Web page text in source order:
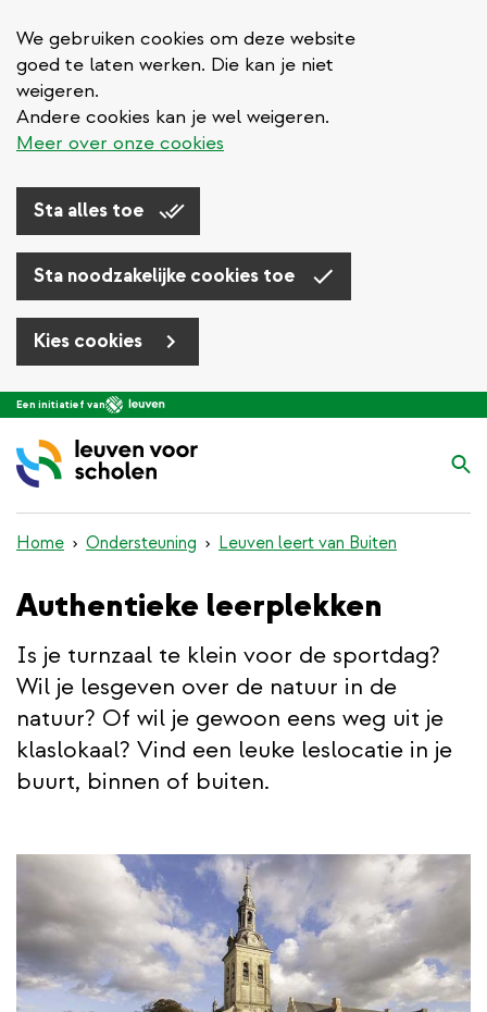
We gebruiken cookies om deze website
goed te laten werken. Die kan je niet
weigeren.
Andere cookies kan je wel weigeren.
Meer over onze cookies
Sta alles toe
Sta noodzakelijke cookies toe
Kies cookies
Overslaan
naar
de
inhoud
gaan
Een initiatief van
Home Ondersteuning Leuven leert van Buiten
Authentieke leerplekken
Is je turnzaal te klein voor de sportdag?
Wil je lesgeven over de natuur in de
natuur? Of wil je gewoon eens weg uit je
klaslokaal? Vind een leuke leslocatie in je
buurt, binnen of buiten.